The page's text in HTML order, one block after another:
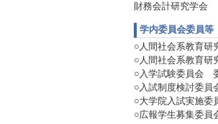
財務会計研究学会
学内委員会委員等
○人間社会系教育
○人間社会系教育
○入学試験委員会
○入試制度検討委
○大学院入試実施委
○広報学生募集委